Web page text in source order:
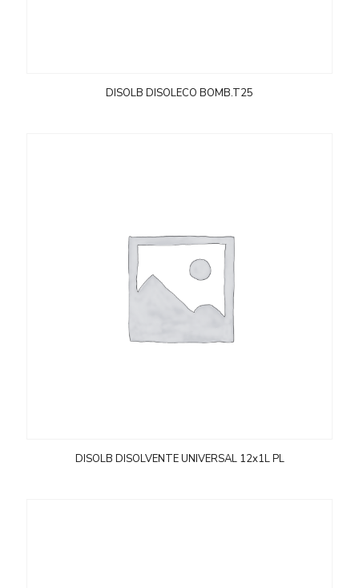
DISOLB DISOLECO BOMB.T25
DISOLB DISOLVENTE UNIVERSAL 12x1L PL